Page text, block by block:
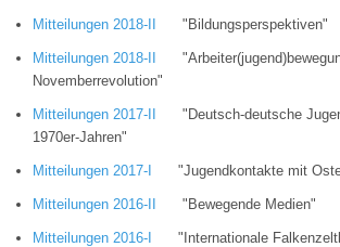
Mitteilungen 2018-II "Bildungsperspektiven"
Mitteilungen 2018-II
Novemberrevolution"
Mitteilungen 2017-II
"Deutsch-deutsche
1970er-Jahren"
Mitteilungen 2017-I "Jugendkontakte mit
Mitteilungen 2016-II "Bewegende Medien"
Mitteilungen 2016-I
"Internationale